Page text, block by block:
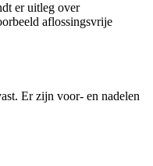
er uitleg over
aflossingsvrije
Er zijn voor- en nadelen